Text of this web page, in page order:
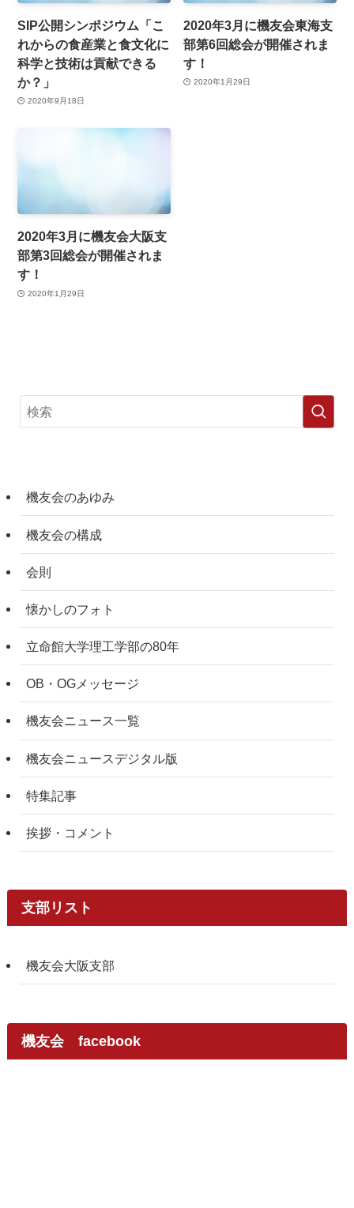
SIP公開シンポジウム「こ
れからの食産業と食文化に
科学と技術は貢献できる
か？」
2020年9月18日
2020年3月に機友会東海支
部第6回総会が開催されま
す！
2020年1月29日
2020年3月に機友会大阪支
部第3回総会が開催されま
す！
2020年1月29日
機友会のあゆみ
機友会の構成
会則
懐かしのフォト
立命館大学理工学部の80年
OB・OGメッセージ
機友会ニュース一覧
機友会ニュースデジタル版
特集記事
挨拶・コメント
支部リスト
機友会大阪支部
機友会 facebook